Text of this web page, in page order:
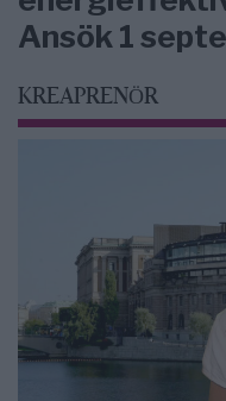
Ansök 1
KREAPRENÖR